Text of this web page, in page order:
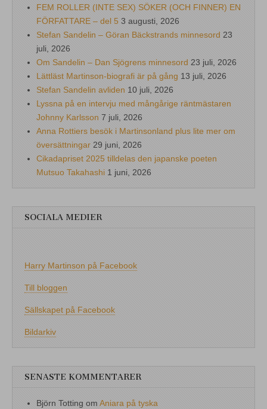
FEM ROLLER (INTE SEX) SÖKER (OCH FINNER) EN
FÖRFATTARE – del 5 3 augusti, 2026
Stefan Sandelin – Göran Bäckstrands minnesord 23
juli, 2026
Om Sandelin – Dan Sjögrens minnesord 23 juli, 2026
Lättläst Martinson-biografi är på gång 13 juli, 2026
Stefan Sandelin avliden 10 juli, 2026
Lyssna på en intervju med mångårige räntmästaren
Johnny Karlsson 7 juli, 2026
Anna Rottiers besök i Martinsonland plus lite mer om
översättningar 29 juni, 2026
Cikadapriset 2025 tilldelas den japanske poeten
Mutsuo Takahashi 1 juni, 2026
SOCIALA MEDIER
Harry Martinson på Facebook
Till bloggen
Sällskapet på Facebook
Bildarkiv
SENASTE KOMMENTARER
Björn Totting om Aniara på tyska